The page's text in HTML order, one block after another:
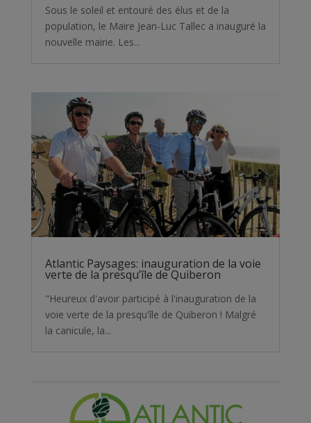
Sous le soleil et entouré des élus et de la
population, le Maire Jean-Luc Tallec a inauguré la
nouvelle mairie. Les...
Atlantic Paysages: inauguration de la voie
verte de la presqu’île de Quiberon
"Heureux d'avoir participé à l'inauguration de la
voie verte de la presqu'île de Quiberon ! Malgré
la canicule, la...